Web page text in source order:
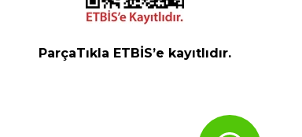
ParçaTıkla ETBİS’e kayıtlıdır.